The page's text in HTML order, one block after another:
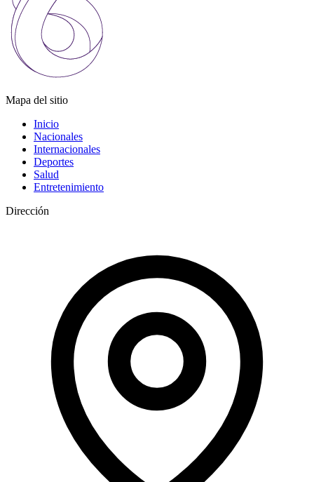
Mapa del sitio
Inicio
Nacionales
Internacionales
Deportes
Salud
Entretenimiento
Dirección